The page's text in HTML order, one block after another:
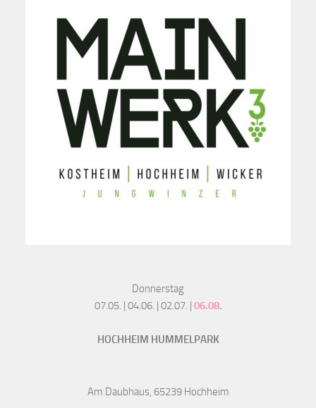
Donnerstag
07.05. | 04.06. | 02.07. | 06.08.
HOCHHEIM HUMMELPARK
Am Daubhaus, 65239 Hochheim